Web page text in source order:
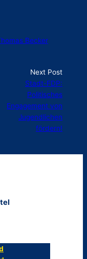
Becker
Next Post
Stadt-FDP:
Politisches
Engagement von
Jugendlichen
fördern!